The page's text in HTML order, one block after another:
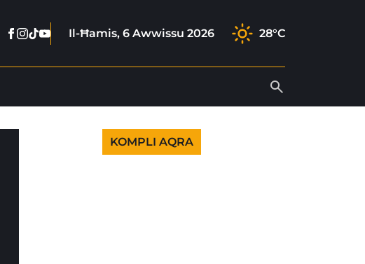
Facebook
Instagram
Tiktok
YoutubeIl-Ħamis, 6 Awwissu 2026 28°C
KOMPLI AQRA